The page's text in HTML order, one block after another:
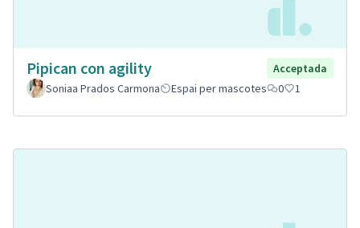
Pipican con agility
Acceptada
Soniaa Prados Carmona
Espai per mascotes 0 1